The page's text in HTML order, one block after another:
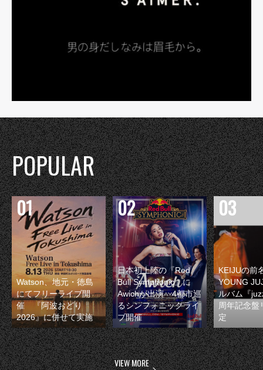
POPULAR
Watson、地元・徳島
にてフリーライブ開
催 『阿波おどり
2026』に併せて実施
日本初上陸の『Red
Bull Symphonic』に
Awichが出演 4都市巡
るシンフォニックライ
ブ開催
KEIJUの前
YOUNG
ルバム『
周年記念盤
定
VIEW MORE